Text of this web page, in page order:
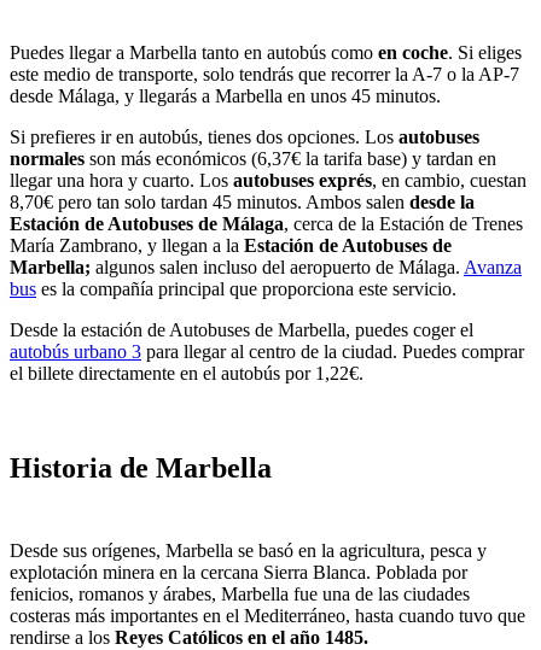
Puedes llegar a Marbella tanto en autobús como en coche. Si eliges
este medio de transporte, solo tendrás que recorrer la A-7 o la AP-7
desde Málaga, y llegarás a Marbella en unos 45 minutos.
Si prefieres ir en autobús, tienes dos opciones. Los autobuses
normales son más económicos (6,37€ la tarifa base) y tardan en
llegar una hora y cuarto. Los autobuses exprés, en cambio, cuestan
8,70€ pero tan solo tardan 45 minutos. Ambos salen desde la
Estación de Autobuses de Málaga, cerca de la Estación de Trenes
María Zambrano, y llegan a la Estación de Autobuses de
Marbella; algunos salen incluso del aeropuerto de Málaga. Avanza
bus es la compañía principal que proporciona este servicio.
Desde la estación de Autobuses de Marbella, puedes coger el
autobús urbano 3 para llegar al centro de la ciudad. Puedes comprar
el billete directamente en el autobús por 1,22€.
Historia de Marbella
Desde sus orígenes, Marbella se basó en la agricultura, pesca y
explotación minera en la cercana Sierra Blanca. Poblada por
fenicios, romanos y árabes, Marbella fue una de las ciudades
costeras más importantes en el Mediterráneo, hasta cuando tuvo que
rendirse a los Reyes Católicos en el año 1485.